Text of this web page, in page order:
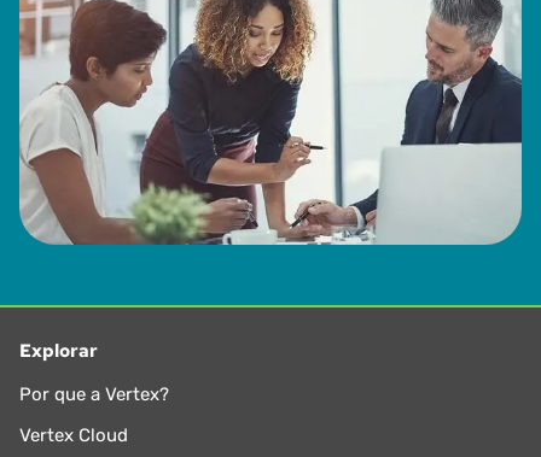
Explorar
Por que a Vertex?
Vertex Cloud